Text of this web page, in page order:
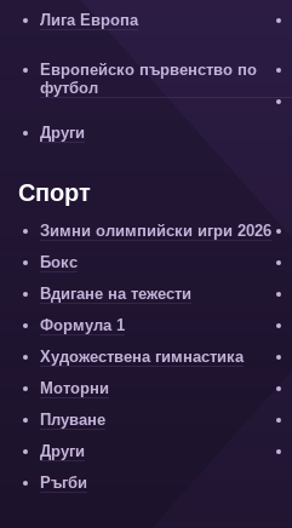
Лига Европа
Европейско първенство по
футбол
Други
Спорт
Зимни олимпийски игри 2026
Бокс
Вдигане на тежести
Формула 1
Художествена гимнастика
Моторни
Плуване
Други
Ръгби